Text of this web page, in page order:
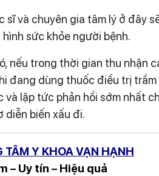
sĩ và chuyên gia tâm lý ở đây
sức khỏe người bệnh.
nếu trong thời gian thu nhận
đang dùng thuốc điều trị
và lập tức phản hồi sớm nhất
diễn biến xấu đi.
TÂM Y KHOA VẠN HẠNH
– Uy tín – Hiệu quả